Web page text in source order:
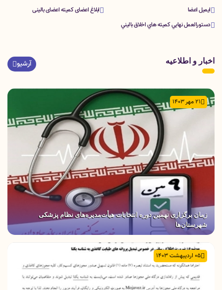
ایمیل اعضا
ابلاغ اعضای کمیته اعضای بالینی
دستورالعمل نهايي كميته هاي اخلاق باليني
اخبار و اطلاعیه آرشیو
21 مهر 1403
زمان برگزاری نهمین دوره انتخابات هیأت‌مدیره‌های نظام پزشکی
شهرستان‌ها
05 اردیبهشت 1403